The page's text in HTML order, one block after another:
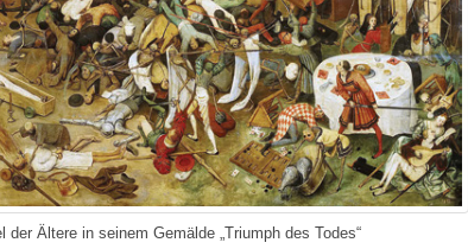
Ältere in seinem Gemälde „Triumph des Todes“